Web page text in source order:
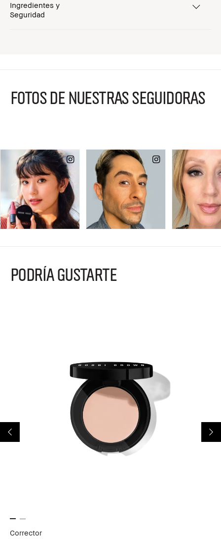
Ingredientes y
Seguridad
FOTOS DE NUESTRAS SEGUIDORAS
PODRÍA GUSTARTE
Corrector